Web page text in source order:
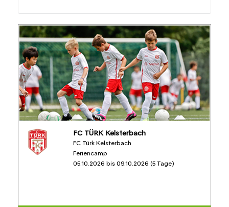
FC TÜRK Kelsterbach
FC Türk Kelsterbach
Feriencamp
05.10.2026 bis 09.10.2026 (5 Tage)